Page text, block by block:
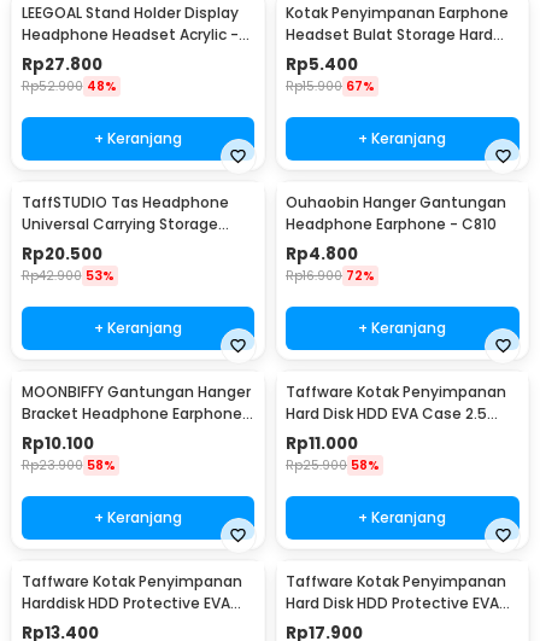
LEEGOAL Stand Holder Display
Headphone Headset Acrylic -
DA1502
Rp27.800
Rp52.900 48%
+ Keranjang
Kotak Penyimpanan Earphone
Headset Bulat Storage Hard
Case EVA - LHJ
Rp5.400
Rp15.900 67%
+ Keranjang
TaffSTUDIO Tas Headphone
Universal Carrying Storage
Case EVA - B-15
Rp20.500
Rp42.900 53%
+ Keranjang
Ouhaobin Hanger Gantungan
Headphone Earphone - C810
Rp4.800
Rp16.900 72%
+ Keranjang
MOONBIFFY Gantungan Hanger
Bracket Headphone Earphone -
C097
Rp10.100
Rp23.900 58%
+ Keranjang
Taffware Kotak Penyimpanan
Hard Disk HDD EVA Case 2.5
Inch - C6963
Rp11.000
Rp25.900 58%
+ Keranjang
Taffware Kotak Penyimpanan
Harddisk HDD Protective EVA
Case 2.5 Inch - C6962
Rp13.400
Taffware Kotak Penyimpanan
Hard Disk HDD Protective EVA
Case 2.5 Inch - C6961
Rp17.900